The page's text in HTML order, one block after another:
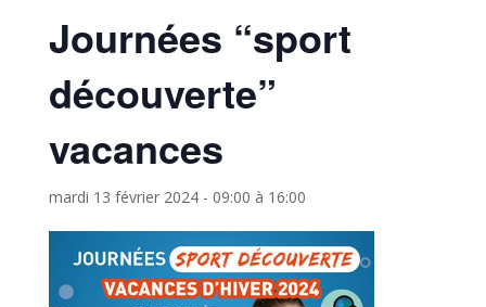
Journées “sport
découverte”
vacances
mardi 13 février 2024 - 09:00 à 16:00